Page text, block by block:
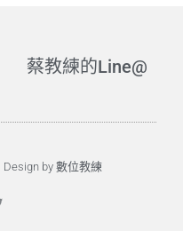
蔡教練的Line@
by 數位教練